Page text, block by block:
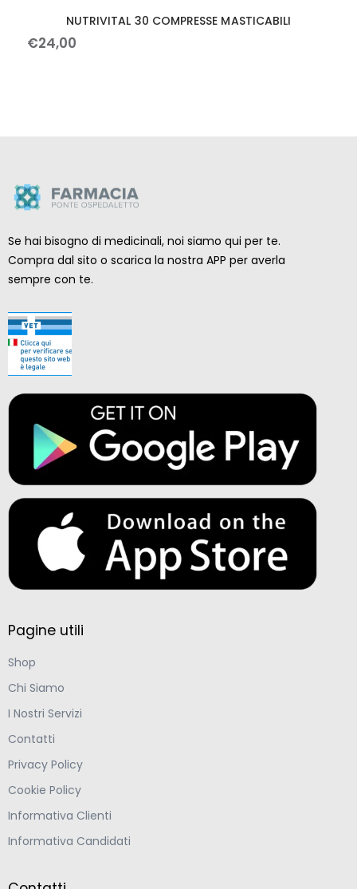
NUTRIVITAL 30 COMPRESSE MASTICABILI
€24,00
Se hai bisogno di medicinali, noi siamo qui per te.
Compra dal sito o scarica la nostra APP per averla
sempre con te.
Pagine utili
Shop
Chi Siamo
I Nostri Servizi
Contatti
Privacy Policy
Cookie Policy
Informativa Clienti
Informativa Candidati